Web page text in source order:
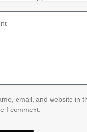
email, and website in
I comment.